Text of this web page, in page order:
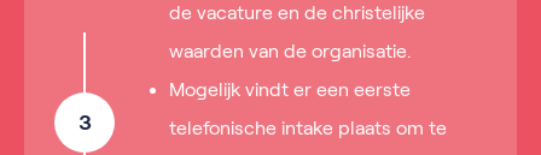
3
de vacature en de christelijke
waarden van de organisatie.
Mogelijk vindt er een eerste
telefonische intake plaats om te